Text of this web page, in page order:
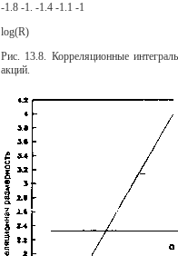
-1.8 -1. -1.4 -1.1 -1
log(R)
Рис. 13.8. Корреляционные
акций.